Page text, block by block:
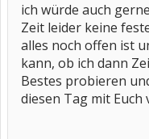
ich würde auch
Zeit leider keine
alles noch offen ist
kann, ob ich dann
Bestes probieren
diesen Tag mit